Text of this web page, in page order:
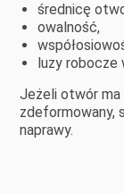
średnicę
owalność,
luzy robocze
Jeżeli otwór ma
zdeformowany,
naprawy.